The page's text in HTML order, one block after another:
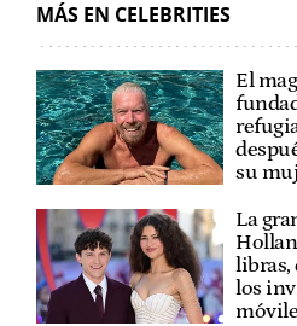
MÁS EN CELEBRITIES
El
su
La
libras,
los